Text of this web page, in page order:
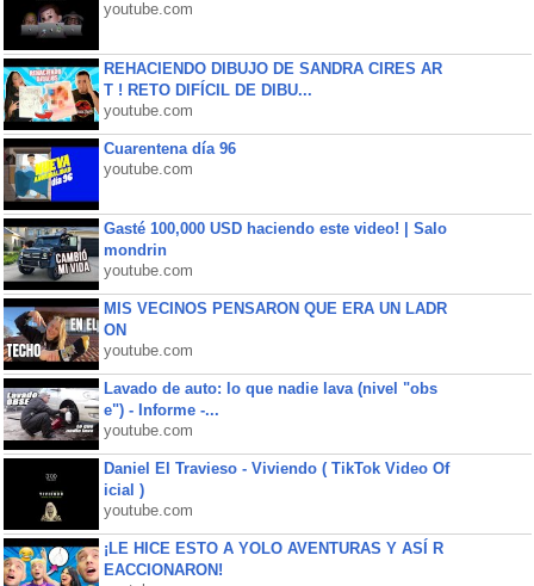
youtube.com
REHACIENDO DIBUJO DE SANDRA CIRES AR
T ! RETO DIFÍCIL DE DIBU...
youtube.com
Cuarentena día 96
youtube.com
Gasté 100,000 USD haciendo este video! | Salo
mondrin
youtube.com
MIS VECINOS PENSARON QUE ERA UN LADR
ON
youtube.com
Lavado de auto: lo que nadie lava (nivel "obs
e") - Informe -...
youtube.com
Daniel El Travieso - Viviendo ( TikTok Video Of
icial )
youtube.com
¡LE HICE ESTO A YOLO AVENTURAS Y ASÍ R
EACCIONARON!